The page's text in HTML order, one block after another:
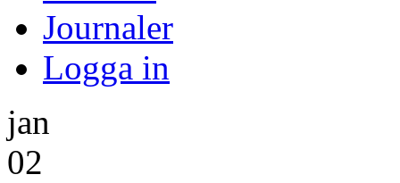
Journaler
Logga in
jan
02